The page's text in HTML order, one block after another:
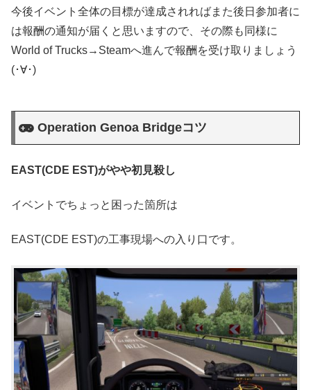
今後イベント全体の目標が達成されればまた後日参加者に
は報酬の通知が届くと思いますので、その際も同様に
World of Trucks→Steamへ進んで報酬を受け取りましょう
(･∀･)
Operation Genoa Bridgeコツ
EAST(CDE EST)がやや初見殺し
イベントでちょっと困った箇所は
EAST(CDE EST)の工事現場への入り口です。